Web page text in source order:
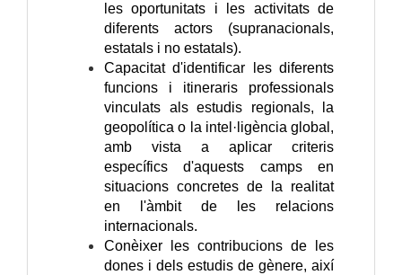
les oportunitats i les activitats de
diferents actors (supranacionals,
estatals i no estatals).
Capacitat d'identificar les diferents
funcions i itineraris professionals
vinculats als estudis regionals, la
geopolítica o la intel·ligència global,
amb vista a aplicar criteris
específics d'aquests camps en
situacions concretes de la realitat
en l'àmbit de les relacions
internacionals.
Conèixer les contribucions de les
dones i dels estudis de gènere, així